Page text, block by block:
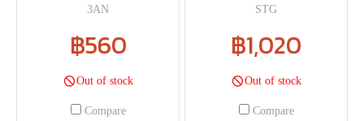
3AN
฿560
Out of stock
Compare
STG
฿1,020
Out of stock
Compare